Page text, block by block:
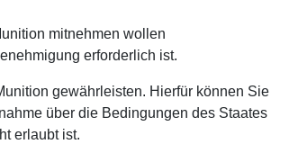
mitnehmen wollen
erforderlich ist.
gewährleisten. Hierfür können Sie
über die Bedingungen des Staates
erlaubt ist.